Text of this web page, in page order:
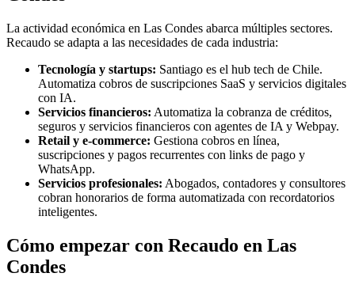
La actividad económica en Las Condes abarca múltiples sectores.
Recaudo se adapta a las necesidades de cada industria:
Tecnología y startups: Santiago es el hub tech de Chile.
Automatiza cobros de suscripciones SaaS y servicios digitales
con IA.
Servicios financieros: Automatiza la cobranza de créditos,
seguros y servicios financieros con agentes de IA y Webpay.
Retail y e-commerce: Gestiona cobros en línea,
suscripciones y pagos recurrentes con links de pago y
WhatsApp.
Servicios profesionales: Abogados, contadores y consultores
cobran honorarios de forma automatizada con recordatorios
inteligentes.
Cómo empezar con Recaudo en Las
Condes